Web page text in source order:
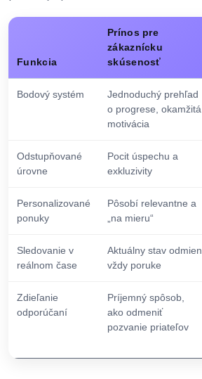
Funkcia
Prínos pre
zákaznícku
skúsenosť
Bodový systém
Jednoduchý prehľad
o progrese, okamžitá
motivácia
Odstupňované
úrovne
Pocit úspechu a
exkluzivity
Personalizované
ponuky
Pôsobí relevantne a
„na mieru“
Sledovanie v
reálnom čase
Aktuálny stav odmien
vždy poruke
Zdieľanie
odporúčaní
Príjemný spôsob,
ako odmeniť
pozvanie priateľov